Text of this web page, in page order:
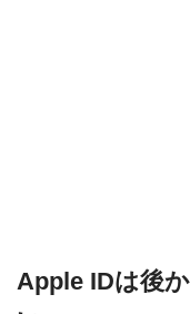
Apple IDは後